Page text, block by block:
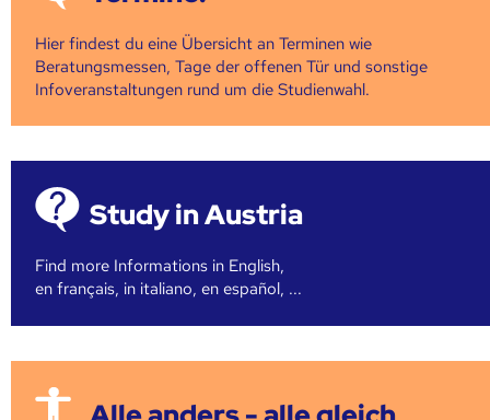
Hier findest du eine Übersicht an Terminen wie
Beratungsmessen, Tage der offenen Tür und sonstige
Infoveranstaltungen rund um die Studienwahl.
Study in Austria
Find more Informations in English,
en français, in italiano, en español, ...